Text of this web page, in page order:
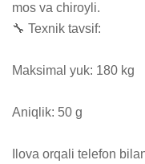
mos va chiroyli.
🔧 Texnik tavsif:
Maksimal yuk: 180 kg
Aniqlik: 50 g
Ilova orqali telefon